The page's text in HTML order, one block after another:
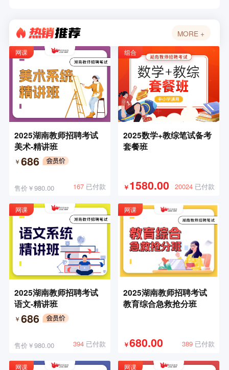
面试真题 结构化真题 术科测试
更多工具
MORE +
网课
2025湖南教师招聘考试
美术-精讲班
￥ 686
售价￥980.00 167 已付款
组合
2025数学+教综笔试备考
套餐班
￥1580.00 20024 已付款
网课
2025湖南教师招聘考试
语文-精讲班
￥ 686
售价￥980.00 394 已付款
网课
2025湖南教师招聘考试
教育综合急救抢分班
￥680.00 389 已付款
网课 网课